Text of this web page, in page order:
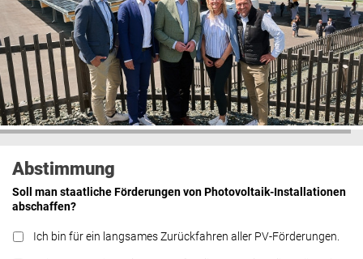
Abstimmung
Soll man staatliche Förderungen von Photovoltaik-Installationen
abschaffen?
Ich bin für ein langsames Zurückfahren aller PV-Förderungen.